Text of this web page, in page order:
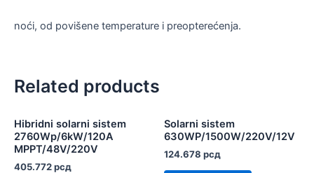
noći, od povišene temperature i preopterećenja.
Related products
Hibridni solarni sistem
2760Wp/6kW/120A
MPPT/48V/220V
405.772рсд
Solarni sistem
630WP/1500W/220V/12V
124.678 рсд